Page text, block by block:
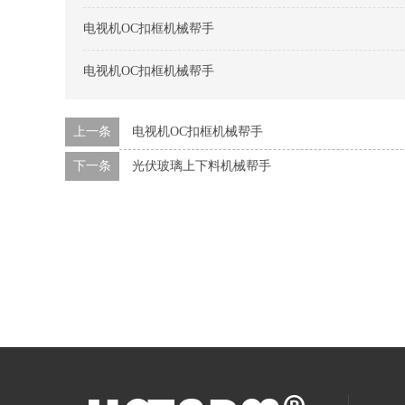
电视机OC扣框机械帮手
电视机OC扣框机械帮手
上一条 电视机OC扣框机械帮手
下一条 光伏玻璃上下料机械帮手